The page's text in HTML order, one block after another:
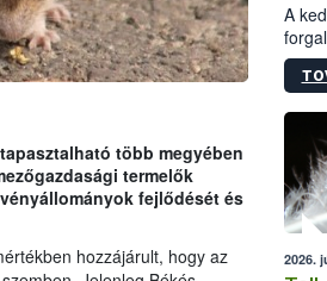
több megyében
termelők
fejlődését és
hozzájárult, hogy az
A
2026.